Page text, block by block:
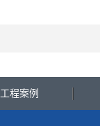
工程案例